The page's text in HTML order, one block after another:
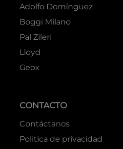
Adolfo Domínguez
Boggi Milano
Pal Zileri
Lloyd
Geox
CONTACTO
Contáctanos
Politica de privacidad